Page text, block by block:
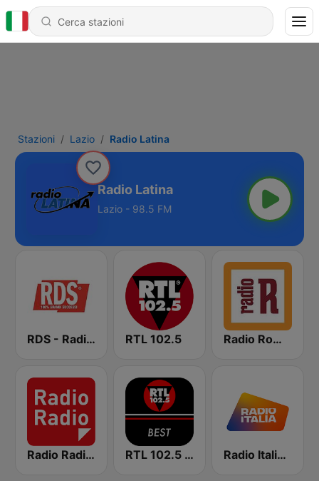
Stazioni Lazio Radio Latina
Radio Latina
Lazio - 98.5 FM
RDS - Radio Dimensione Suono RTL 102.5 Radio Romanista
Radio Radio 104.5 FM RTL 102.5 - Best Radio Italia solomusicaitaliana